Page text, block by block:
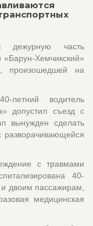
часть
Хемчикский»
произошедшей на
летний водитель
допустил съезд с
вынужден сделать
разворачивающейся
с травмами
40-
двоим пассажирам,
медицинская